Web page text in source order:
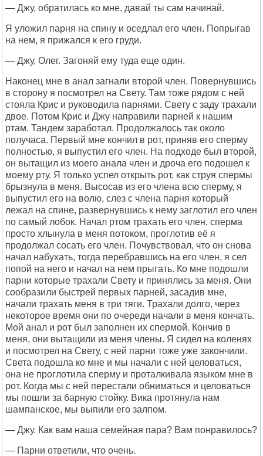
— Джу, обратилась ко мне, давай ты сам начинай.
Я уложил парня на спину и оседлал его член. Попрыгав
на нем, я прижался к его груди.
— Джу, Олег. Загоняй ему туда еще один.
Наконец мне в анал загнали второй член. Повернувшись
в сторону я посмотрел на Свету. Там тоже рядом с ней
стояла Крис и руководила парнями. Свету с заду трахали
двое. Потом Крис и Джу направили парней к нашим
ртам. Тандем заработал. Продолжалось так около
получаса. Первый мне кончил в рот, приняв его сперму
полностью, я выпустил его член. На подходе был второй,
он вытащил из моего анала член и дроча его подошел к
моему рту. Я только успел открыть рот, как струя спермы
брызнула в меня. Высосав из его члена всю сперму, я
выпустил его на волю, слез с члена парня который
лежал на спине, развернувшись к нему заглотил его член
по самый лобок. Начал ртом трахать его член, сперма
просто хлынула в меня потоком, проглотив её я
продолжал сосать его член. Почувствовал, что он снова
начал набухать, тогда перебравшись на его член, я сел
попой на него и начал на нем прыгать. Ко мне подошли
парни которые трахали Свету и принялись за меня. Они
сообразили быстрей первых парней, засадив мне,
начали трахать меня в три тяги. Трахали долго, через
некоторое время они по очереди начали в меня кончать.
Мой анал и рот был заполнен их спермой. Кончив в
меня, они вытащили из меня члены. Я сидел на коленях
и посмотрел на Свету, с ней парни тоже уже закончили.
Света подошла ко мне и мы начали с ней целоваться,
она не проглотила сперму и проталкивала языком мне в
рот. Когда мы с ней перестали обниматься и целоваться
мы пошли за барную стойку. Вика протянула нам
шампанское, мы выпили его залпом.
— Джу. Как вам наша семейная пара? Вам понравилось?
— Парни ответили, что очень.